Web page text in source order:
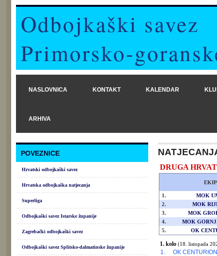
Odbojkaški savez
Primorsko-
NASLOVNICA KONTAKT KALENDAR
ARHIVA
POVEZNICE
Hrvatski odbojkaški savez
Hrvatska odbojkaška natjecanja
Superliga
Odbojkaški savez Istarske županije
Zagrebački odbojkaški savez
Odbojkaški savez Splitsko-dalmatinske županije
DRUGA
1.
MOK
2.
MOK
3.
MOK
4.
MOK
5.
OK
1. kolo (18. listopada
1.
OK